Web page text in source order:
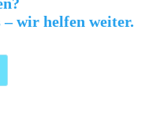
– wir helfen weiter.